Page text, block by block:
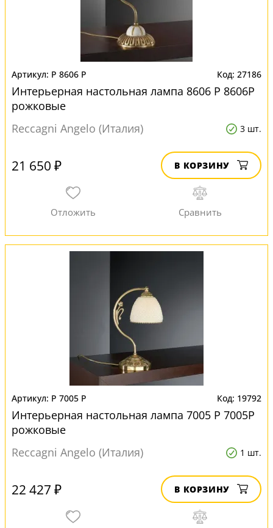
P 8606 P 27186
Интерьерная настольная лампа 8606 P 8606P
рожковые
Reccagni Angelo (Италия)
3 шт.
21 650 ₽ В КОРЗИНУ
P 7005 P 19792
Интерьерная настольная лампа 7005 P 7005P
рожковые
Reccagni Angelo (Италия)
1 шт.
22 427 ₽ В КОРЗИНУ